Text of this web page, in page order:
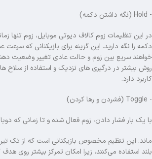
- Hold (نگه‌ داشتن دکمه)
در این تنظیمات زوم کالاف دیوتی موبایل، زوم تنها
دکمه را نگه دارید. این گزینه برای بازیکنانی که سرعت
خواهند سریع بین زوم و حالت عادی تغییر وضعیت
کاربرد دارد.
- Toggle (فشردن و رها کردن)
با یک بار فشار دادن، زوم فعال شده و تا زمانی که
ماند. این تنظیم مخصوص بازیکنانی است که از تک‌
بلند استفاده می‌کنند، زیرا امکان تمرکز بیشتر روی